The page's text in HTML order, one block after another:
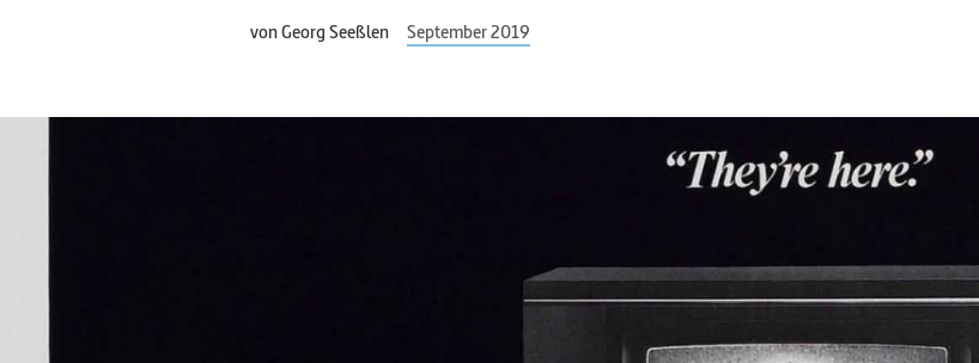
vonGeorg Seeßlen September 2019